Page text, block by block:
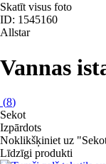
Skatīt visus foto
ID: 1545160
Allstar
Vannas
(8)
Sekot
Izpārdots
Noklikšķiniet uz
Līdzīgi produkti